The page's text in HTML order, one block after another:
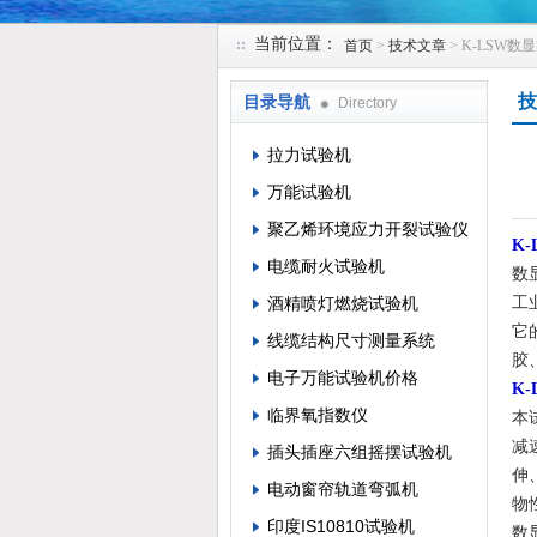
当前位置： 首页 > 技术文章 > K-LSW数
目录导航 Directory
拉力试验机
万能试验机
聚乙烯环境应力开裂试验仪
电缆耐火试验机
酒精喷灯燃烧试验机
线缆结构尺寸测量系统
电子万能试验机价格
临界氧指数仪
插头插座六组摇摆试验机
电动窗帘轨道弯弧机
印度IS10810试验机
K-
数
工
它
胶
K-
本
减
伸
物
数